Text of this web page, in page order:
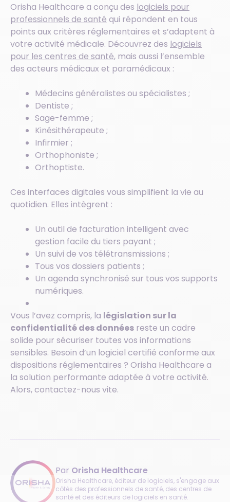
Orisha Healthcare a conçu des logiciels pour
professionnels de santé qui répondent en tous
points aux critères réglementaires et s’adaptent à
votre activité médicale. Découvrez des logiciels
pour les centres de santé, mais aussi l’ensemble
des acteurs médicaux et paramédicaux :
Médecins généralistes ou spécialistes ;
Dentiste ;
Sage-femme ;
Kinésithérapeute ;
Infirmier ;
Orthophoniste ;
Orthoptiste.
Ces interfaces digitales vous simplifient la vie au
quotidien. Elles intègrent :
Un outil de facturation intelligent avec
gestion facile du tiers payant ;
Un suivi de vos télétransmissions ;
Tous vos dossiers patients ;
Un agenda synchronisé sur tous vos supports
numériques.
Vous l’avez compris, la législation sur la
confidentialité des données reste un cadre
solide pour sécuriser toutes vos informations
sensibles. Besoin d’un logiciel certifié conforme aux
dispositions réglementaires ? Orisha Healthcare a
la solution performante adaptée à votre activité.
Alors, contactez-nous vite.
Par Orisha Healthcare
Orisha Healthcare, éditeur de logiciels, s'engage aux
côtés des professionnels de santé, des centres de
santé et des éditeurs de logiciels en santé.